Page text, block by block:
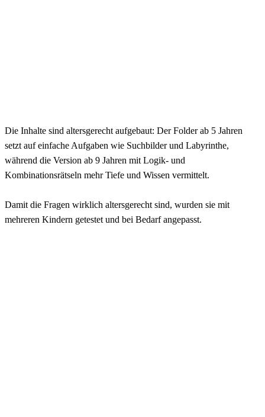
Die Inhalte sind altersgerecht aufgebaut: Der Folder ab 5 Jahren
setzt auf einfache Aufgaben wie Suchbilder und Labyrinthe,
während die Version ab 9 Jahren mit Logik- und
Kombinationsrätseln mehr Tiefe und Wissen vermittelt.
Damit die Fragen wirklich altersgerecht sind, wurden sie mit
mehreren Kindern getestet und bei Bedarf angepasst.